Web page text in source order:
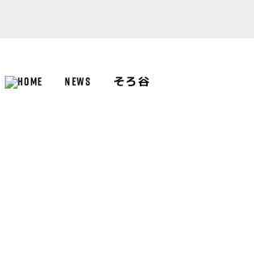
NEWS そろ谷